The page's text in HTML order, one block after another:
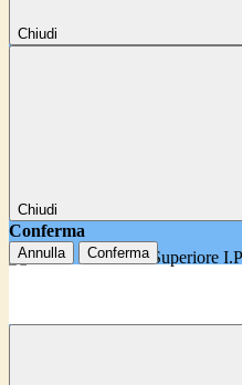
Chiudi
Chiudi
Conferma
Annulla Conferma